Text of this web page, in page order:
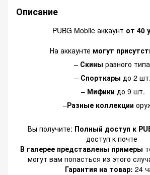
Описание
PUBG Mobile аккаунт от 40
На аккаунте могут
– Скины разного типа
– Спорткары до 2 шт.
– Мифики до 9 шт.
–Разные коллекции
Вы получите: Полный доступ к
доступ к почте
В галерее представлены примеры
могут вам попасться из этого
Гарантия на товар: 24